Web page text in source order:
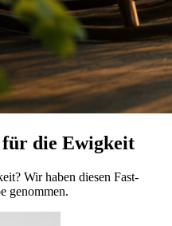
die Ewigkeit
Wir haben diesen Fast-
genommen.